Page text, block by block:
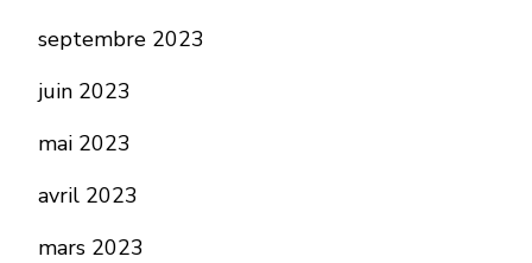
septembre 2023
juin 2023
mai 2023
avril 2023
mars 2023